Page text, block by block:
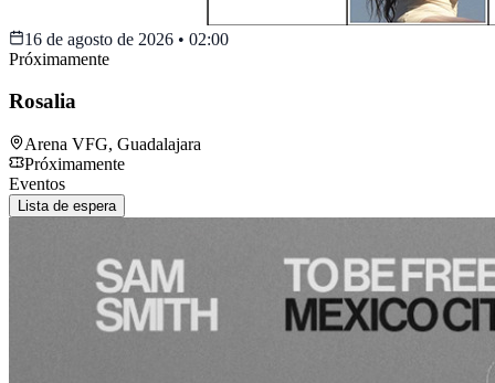
16 de agosto de 2026 • 02:00
Próximamente
Rosalia
Arena VFG, Guadalajara
Próximamente
Eventos
Lista de espera